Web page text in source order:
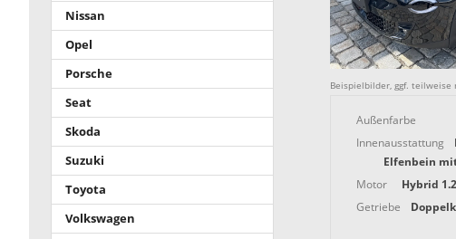
Beispielbilder, ggf. teilweise
Außenfarbe
Innenausstattung
Elfenbein
Motor
Hybrid
Getriebe
Nissan
Opel
Porsche
Seat
Skoda
Suzuki
Toyota
Volkswagen